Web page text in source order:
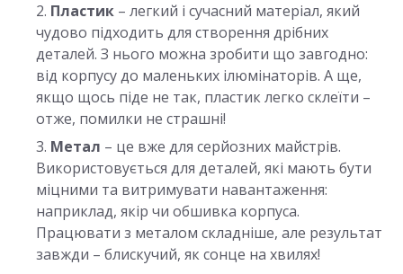
Пластик – легкий і сучасний матеріал, який
чудово підходить для створення дрібних
деталей. З нього можна зробити що завгодно:
від корпусу до маленьких ілюмінаторів. А ще,
якщо щось піде не так, пластик легко склеїти –
отже, помилки не страшні!
Метал – це вже для серйозних майстрів.
Використовується для деталей, які мають бути
міцними та витримувати навантаження:
наприклад, якір чи обшивка корпуса.
Працювати з металом складніше, але результат
завжди – блискучий, як сонце на хвилях!